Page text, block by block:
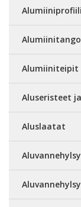
Alumiiniteipit
Aluseristeet
Aluslaatat